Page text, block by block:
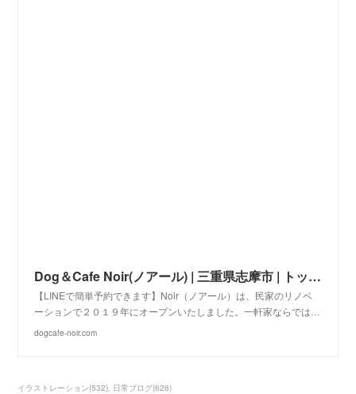
Dog＆Cafe Noir(ノアール) | 三重県志摩市 | トッグ&カフェ ノアール
【LINEで簡単予約できます】Noir（ノアール）は、民家のリノベ
ーションで２０１９年にオープンいたしました。一軒家ならでは…
dogcafe-noir.com
イラストレーション(532) 日常ブログ(626)